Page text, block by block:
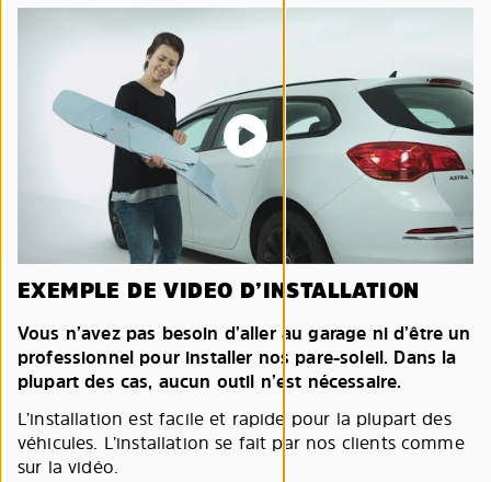
EXEMPLE DE VIDEO D’INSTALLATION
Vous n’avez pas besoin d’aller au garage ni d’être un
professionnel pour installer nos pare-soleil. Dans la
plupart des cas, aucun outil n’est nécessaire.
L’installation est facile et rapide pour la plupart des
véhicules. L’installation se fait par nos clients comme
sur la vidéo.